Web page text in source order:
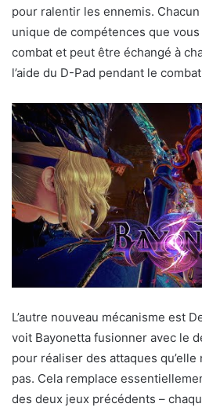
pour ralentir les ennemis.
unique de compétences que
combat et peut être échangé à
l’aide du D-Pad pendant le
L’autre nouveau mécanisme est
voit Bayonetta fusionner avec le
pour réaliser des attaques
pas. Cela remplace
des deux jeux précédents –